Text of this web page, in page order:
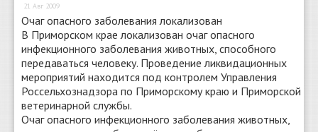
Погода
О сайте
Найти
21 Авг 2009
Очаг опасного заболевания локализован
В Приморском крае локализован очаг опасного
инфекционного заболевания животных, способного
передаваться человеку. Проведение ликвидационных
мероприятий находится под контролем Управления
Россельхознадзора по Приморскому краю и Приморской
ветеринарной службы.
Очаг опасного инфекционного заболевания животных,